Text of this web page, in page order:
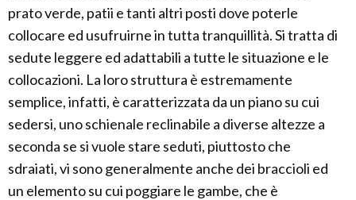
prato verde, patii e tanti altri posti dove poterle
collocare ed usufruirne in tutta tranquillità. Si tratta di
sedute leggere ed adattabili a tutte le situazione e le
collocazioni. La loro struttura è estremamente
semplice, infatti, è caratterizzata da un piano su cui
sedersi, uno schienale reclinabile a diverse altezze a
seconda se si vuole stare seduti, piuttosto che
sdraiati, vi sono generalmente anche dei braccioli ed
un elemento su cui poggiare le gambe, che è